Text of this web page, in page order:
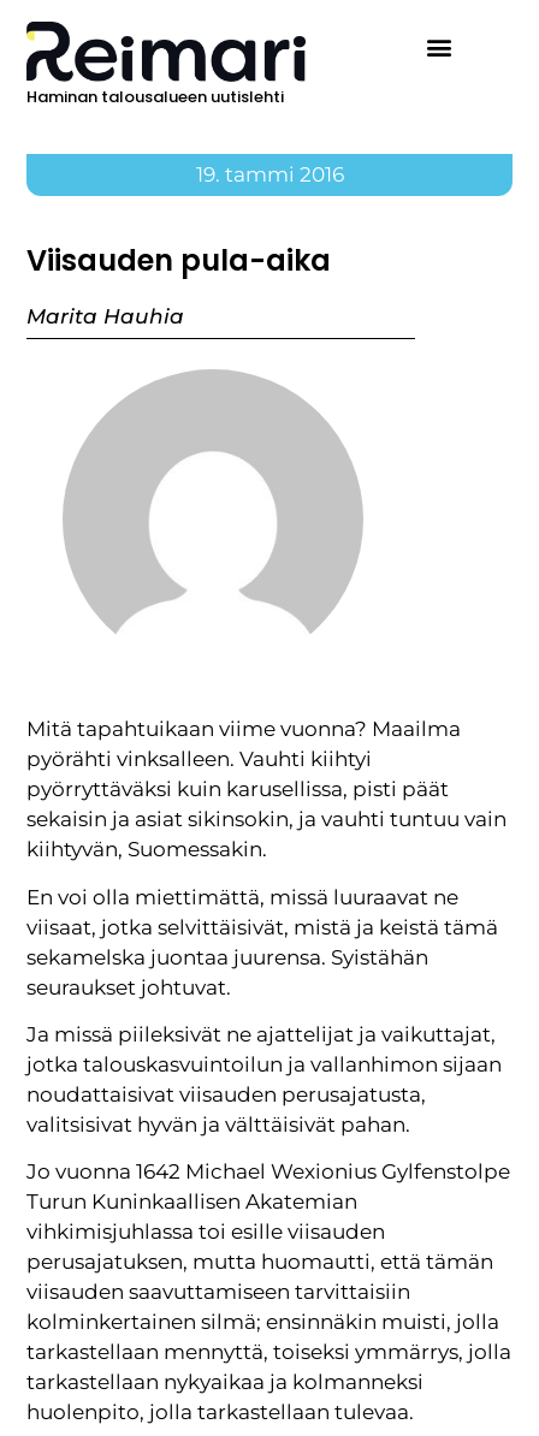
Haminan talousalueen uutislehti
19. tammi 2016
Viisauden pula-aika
Marita Hauhia
Mitä tapahtuikaan viime vuonna? Maailma
pyörähti vinksalleen. Vauhti kiihtyi
pyörryttäväksi kuin karusellissa, pisti päät
sekaisin ja asiat sikinsokin, ja vauhti tuntuu vain
kiihtyvän, Suomessakin.
En voi olla miettimättä, missä luuraavat ne
viisaat, jotka selvittäisivät, mistä ja keistä tämä
sekamelska juontaa juurensa. Syistähän
seuraukset johtuvat.
Ja missä piileksivät ne ajattelijat ja vaikuttajat,
jotka talouskasvuintoilun ja vallanhimon sijaan
noudattaisivat viisauden perusajatusta,
valitsisivat hyvän ja välttäisivät pahan.
Jo vuonna 1642 Michael Wexionius Gylfenstolpe
Turun Kuninkaallisen Akatemian
vihkimisjuhlassa toi esille viisauden
perusajatuksen, mutta huomautti, että tämän
viisauden saavuttamiseen tarvittaisiin
kolminkertainen silmä; ensinnäkin muisti, jolla
tarkastellaan mennyttä, toiseksi ymmärrys, jolla
tarkastellaan nykyaikaa ja kolmanneksi
huolenpito, jolla tarkastellaan tulevaa.